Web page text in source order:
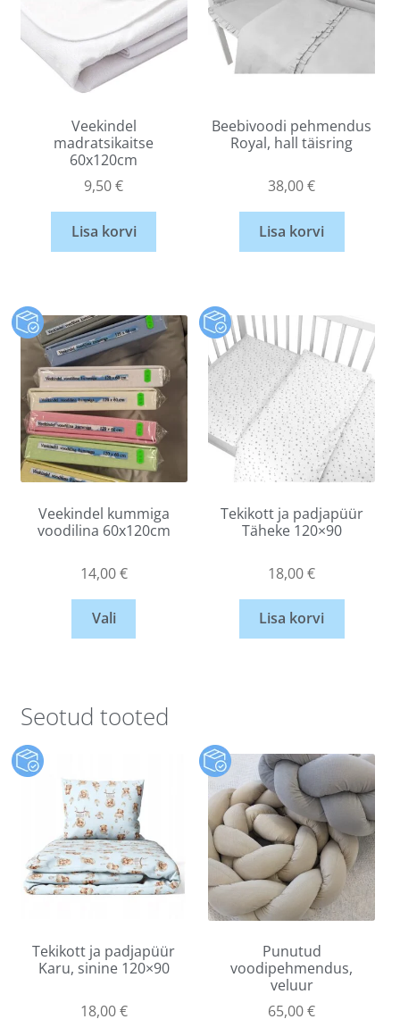
Veekindel
madratsikaitse
60x120cm
9,50€
Lisa korvi
Beebivoodi pehmendus
Royal, hall täisring
38,00€
Lisa korvi
Veekindel kummiga
voodilina 60x120cm
14,00€
Vali
Tekikott ja padjapüür
Täheke 120×90
18,00€
Lisa korvi
Seotud tooted
Tekikott ja padjapüür
Karu, sinine 120×90
18,00€
Punutud
voodipehmendus,
veluur
65,00€